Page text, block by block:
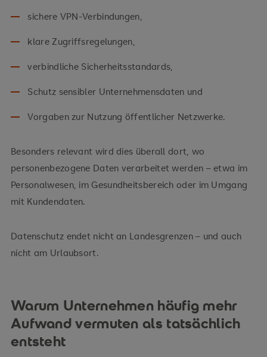
sichere VPN-Verbindungen,
klare Zugriffsregelungen,
verbindliche Sicherheitsstandards,
Schutz sensibler Unternehmensdaten und
Vorgaben zur Nutzung öffentlicher Netzwerke.
Besonders relevant wird dies überall dort, wo
personenbezogene Daten verarbeitet werden – etwa im
Personalwesen, im Gesundheitsbereich oder im Umgang
mit Kundendaten.
Datenschutz endet nicht an Landesgrenzen – und auch
nicht am Urlaubsort.
Warum Unternehmen häufig mehr
Aufwand vermuten als tatsächlich
entsteht